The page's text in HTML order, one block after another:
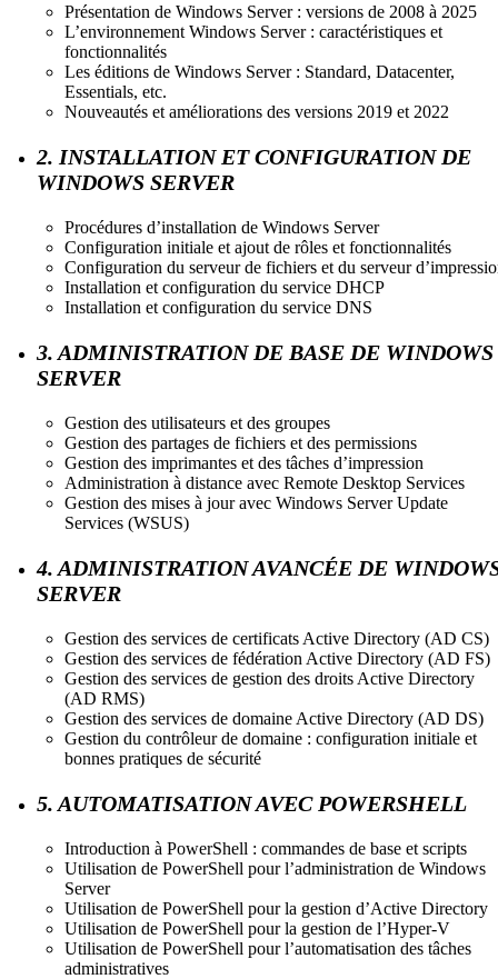
Présentation de Windows Server : versions de 2008 à 2025
L’environnement Windows Server : caractéristiques et
fonctionnalités
Les éditions de Windows Server : Standard, Datacenter,
Essentials, etc.
Nouveautés et améliorations des versions 2019 et 2022
2. INSTALLATION ET CONFIGURATION DE
WINDOWS SERVER
Procédures d’installation de Windows Server
Configuration initiale et ajout de rôles et fonctionnalités
Configuration du serveur de fichiers et du serveur
Installation et configuration du service DHCP
Installation et configuration du service DNS
3. ADMINISTRATION DE BASE DE WINDOWS
SERVER
Gestion des utilisateurs et des groupes
Gestion des partages de fichiers et des permissions
Gestion des imprimantes et des tâches d’impression
Administration à distance avec Remote Desktop Services
Gestion des mises à jour avec Windows Server Update
Services (WSUS)
4. ADMINISTRATION AVANCÉE DE
SERVER
Gestion des services de certificats Active Directory (AD CS)
Gestion des services de fédération Active Directory (AD FS)
Gestion des services de gestion des droits Active Directory
(AD RMS)
Gestion des services de domaine Active Directory (AD DS)
Gestion du contrôleur de domaine : configuration initiale et
bonnes pratiques de sécurité
5. AUTOMATISATION AVEC POWERSHELL
Introduction à PowerShell : commandes de base et scripts
Utilisation de PowerShell pour l’administration de Windows
Server
Utilisation de PowerShell pour la gestion d’Active Directory
Utilisation de PowerShell pour la gestion de l’Hyper-V
Utilisation de PowerShell pour l’automatisation des tâches
administratives